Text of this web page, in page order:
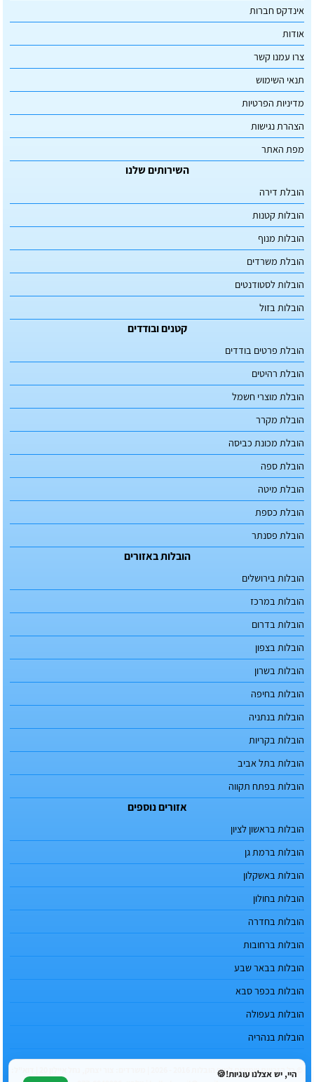
אינדקס חברות
אודות
צרו עמנו קשר
תנאי השימוש
מדיניות הפרטיות
הצהרת נגישות
מפת האתר
השירותים שלנו
הובלת דירה
הובלות קטנות
הובלות מנוף
הובלת משרדים
הובלות לסטודנטים
הובלות בזול
קטנים ובודדים
הובלת פרטים בודדים
הובלת רהיטים
הובלת מוצרי חשמל
הובלת מקרר
הובלת מכונת כביסה
הובלת ספה
הובלת מיטה
הובלת כספת
הובלת פסנתר
הובלות באזורים
הובלות בירושלים
הובלות במרכז
הובלות בדרום
הובלות בצפון
הובלות בשרון
הובלות בחיפה
הובלות בנתניה
הובלות בקריות
הובלות בתל אביב
הובלות בפתח תקווה
אזורים נוספים
הובלות בראשון לציון
הובלות ברמת גן
הובלות באשקלון
הובלות בחולון
הובלות בחדרה
הובלות ברחובות
הובלות בבאר שבע
הובלות בכפר סבא
הובלות בעפולה
הובלות בנהריה
היי, יש אצלנו עוגיות!🍪